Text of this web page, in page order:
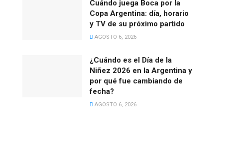
Cuándo juega Boca por la
Copa Argentina: día, horario
y TV de su próximo partido
AGOSTO 6, 2026
¿Cuándo es el Día de la
Niñez 2026 en la Argentina y
por qué fue cambiando de
fecha?
AGOSTO 6, 2026